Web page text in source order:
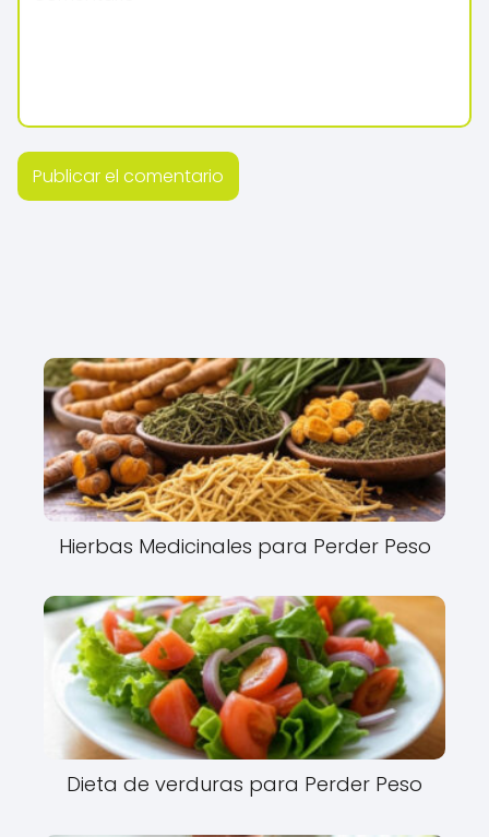
Hierbas Medicinales para Perder Peso
Dieta de verduras para Perder Peso